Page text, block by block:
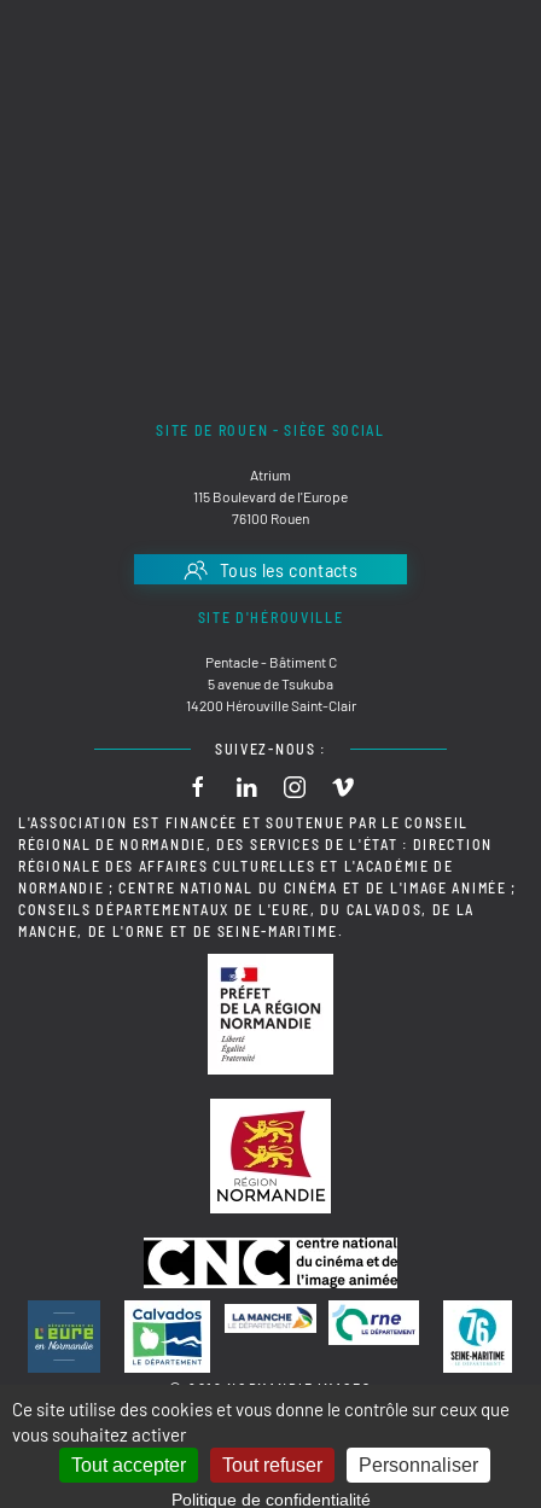
SITE DE ROUEN - SIÈGE SOCIAL
Atrium
115 Boulevard de l'Europe
76100 Rouen
Tous les contacts
SITE D'HÉROUVILLE
Pentacle - Bâtiment C
5 avenue de Tsukuba
14200 Hérouville Saint-Clair
SUIVEZ-NOUS :
L'ASSOCIATION EST FINANCÉE ET SOUTENUE PAR LE CONSEIL
RÉGIONAL DE NORMANDIE, DES SERVICES DE L'ÉTAT : DIRECTION
RÉGIONALE DES AFFAIRES CULTURELLES ET L'ACADÉMIE DE
NORMANDIE ; CENTRE NATIONAL DU CINÉMA ET DE L'IMAGE ANIMÉE ;
CONSEILS DÉPARTEMENTAUX DE L'EURE, DU CALVADOS, DE LA
MANCHE, DE L'ORNE ET DE SEINE-MARITIME.
© 2018 NORMANDIE IMAGES
MENTIONS LÉGALES - COOKIES & STATISTIQUES PLAN DU SITE
Ce site utilise des cookies et vous donne le contrôle sur ceux que
vous souhaitez activer
Tout accepter Tout refuser Personnaliser
Politique de confidentialité